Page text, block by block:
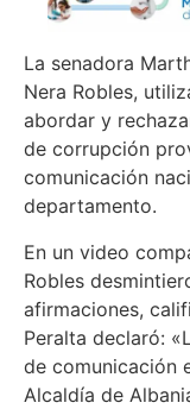
La senadora
Nera Robles,
abordar y
de corrupción
comunicación
departamento.
En un video
Robles
afirmaciones,
Peralta declaró:
de comunicación
Alcaldía de